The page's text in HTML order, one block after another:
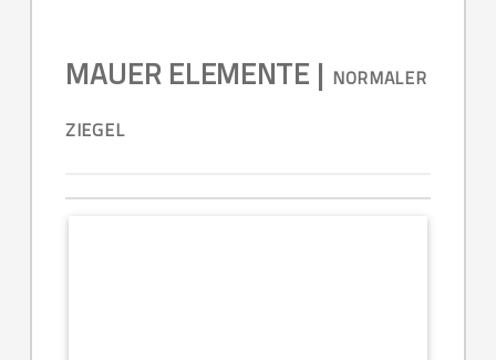
MAUER ELEMENTE | NORMALER
ZIEGEL